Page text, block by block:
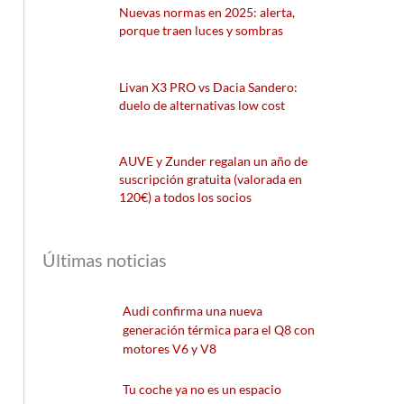
Nuevas normas en 2025: alerta,
porque traen luces y sombras
Livan X3 PRO vs Dacia Sandero:
duelo de alternativas low cost
AUVE y Zunder regalan un año de
suscripción gratuita (valorada en
120€) a todos los socios
Últimas noticias
Audi confirma una nueva
generación térmica para el Q8 con
motores V6 y V8
Tu coche ya no es un espacio